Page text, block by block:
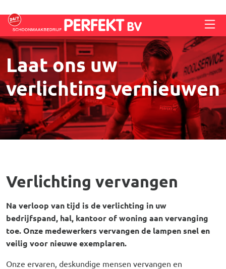
Laat ons uw
verlichting vernieuwen
Verlichting vervangen
Na verloop van tijd is de verlichting in uw
bedrijfspand, hal, kantoor of woning aan vervanging
toe. Onze medewerkers vervangen de lampen snel en
veilig voor nieuwe exemplaren.
Onze ervaren, deskundige mensen vervangen en